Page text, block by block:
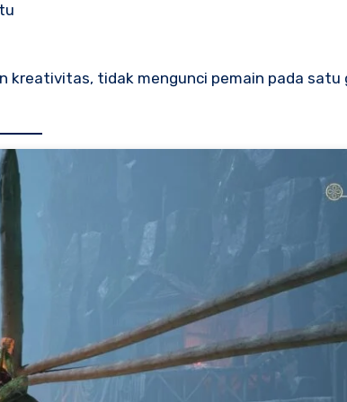
kreativitas, tidak mengunci pemain pada satu